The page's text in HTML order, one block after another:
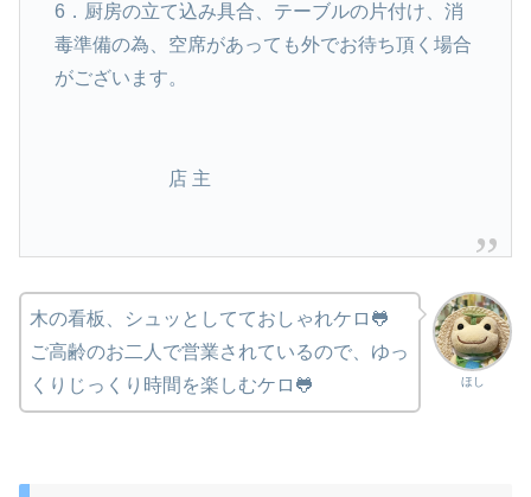
6．厨房の立て込み具合、テーブルの片付け、消
毒準備の為、空席があっても外でお待ち頂く場合
がございます。
店 主
ほし
木の看板、シュッとしてておしゃれケロ🐸
ご高齢のお二人で営業されているので、ゆっ
くりじっくり時間を楽しむケロ🐸